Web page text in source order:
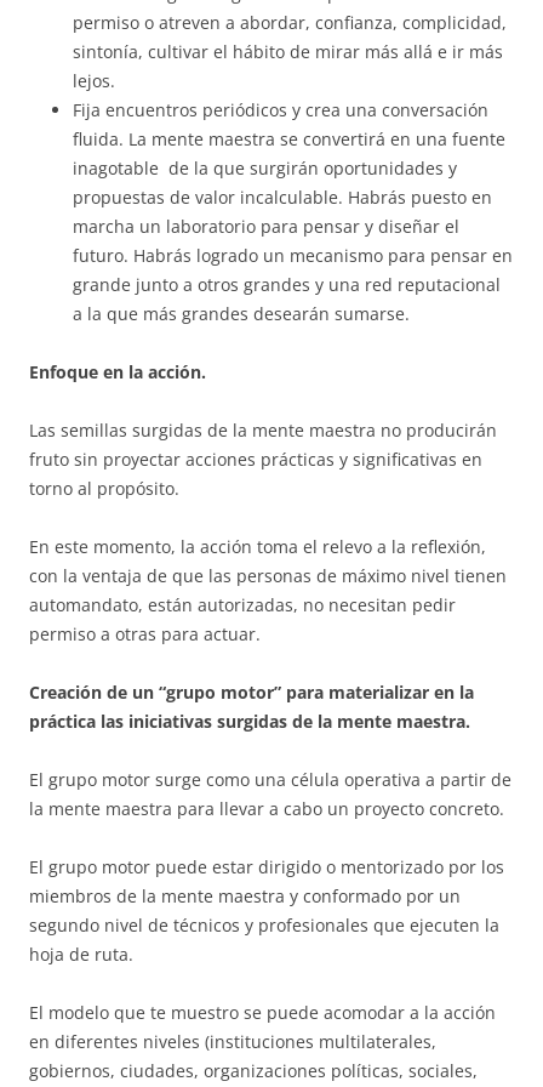
permiso o atreven a abordar, confianza, complicidad,
sintonía, cultivar el hábito de mirar más allá e ir más
lejos.
Fija encuentros periódicos y crea una conversación
fluida. La mente maestra se convertirá en una fuente
inagotable de la que surgirán oportunidades y
propuestas de valor incalculable. Habrás puesto en
marcha un laboratorio para pensar y diseñar el
futuro. Habrás logrado un mecanismo para pensar en
grande junto a otros grandes y una red reputacional
a la que más grandes desearán sumarse.
Enfoque en la acción.
Las semillas surgidas de la mente maestra no producirán
fruto sin proyectar acciones prácticas y significativas en
torno al propósito.
En este momento, la acción toma el relevo a la reflexión,
con la ventaja de que las personas de máximo nivel tienen
automandato, están autorizadas, no necesitan pedir
permiso a otras para actuar.
Creación de un “grupo motor” para materializar en la
práctica las iniciativas surgidas de la mente maestra.
El grupo motor surge como una célula operativa a partir de
la mente maestra para llevar a cabo un proyecto concreto.
El grupo motor puede estar dirigido o mentorizado por los
miembros de la mente maestra y conformado por un
segundo nivel de técnicos y profesionales que ejecuten la
hoja de ruta.
El modelo que te muestro se puede acomodar a la acción
en diferentes niveles (instituciones multilaterales,
gobiernos, ciudades, organizaciones políticas, sociales,